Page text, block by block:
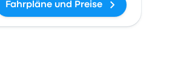
Fahrpläne und Preise